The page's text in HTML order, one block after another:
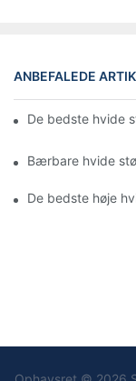
ANBEFALEDE
De bedste hvide
Bærbare hvide
De bedste høje